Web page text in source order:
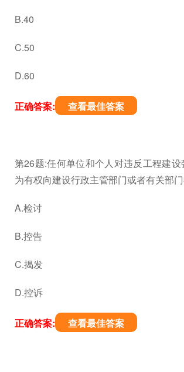
B.40
C.50
D.60
正确答案: 查看最佳答案
第26题:任何单位和个人对违反工程建
为有权向建设行政主管部门或者有关部门
A.检讨
B.控告
C.揭发
D.控诉
正确答案: 查看最佳答案